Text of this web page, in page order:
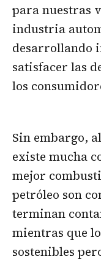
para nuestras
industria
desarrollando
satisfacer las
los
Sin embargo,
existe mucha
mejor
petróleo son
terminan
mientras que
sostenibles